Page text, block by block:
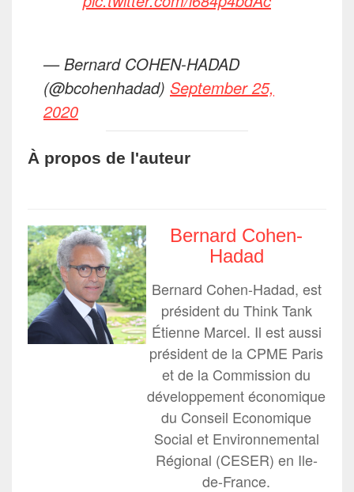
— Bernard COHEN-HADAD
(@bcohenhadad) September 25,
2020
À propos de l'auteur
Bernard Cohen-
Hadad
Bernard Cohen-Hadad, est
président du Think Tank
Étienne Marcel. Il est aussi
président de la CPME Paris
et de la Commission du
développement économique
du Conseil Economique
Social et Environnemental
Régional (CESER) en Ile-
de-France.